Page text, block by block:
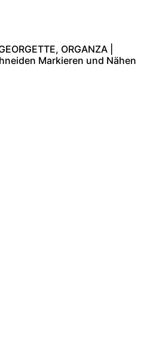
ORGANZA |
Markieren und Nähen